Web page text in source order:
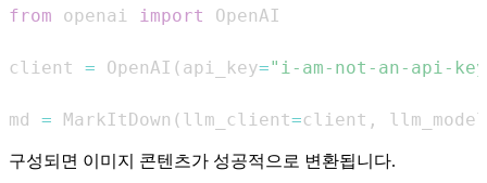
from openai import
client = OpenAI ( api_key="i-am-not-an-api-
md = MarkItDown ( llm_client=client , llm_model
구성되면 이미지 콘텐츠가 성공적으로 변환됩니다.